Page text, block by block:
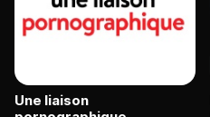
Une liaison